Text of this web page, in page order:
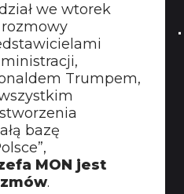
we wtorek
Trumpem,
bazę
MON jest
.